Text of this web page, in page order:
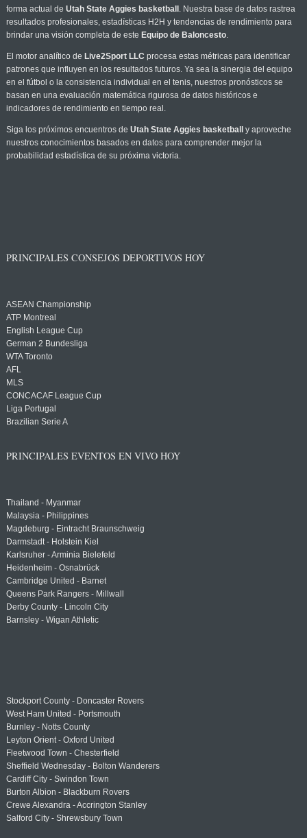
forma actual de Utah State Aggies basketball . Nuestra base de datos rastrea
resultados profesionales, estadísticas H2H y tendencias de rendimiento para
brindar una visión completa de este Equipo de Baloncesto.
El motor analítico de Live2Sport LLC procesa estas métricas para identificar
patrones que influyen en los resultados futuros. Ya sea la sinergia del equipo
en el fútbol o la consistencia individual en el tenis, nuestros pronósticos se
basan en una evaluación matemática rigurosa de datos históricos e
indicadores de rendimiento en tiempo real.
Siga los próximos encuentros de Utah State Aggies basketball
y aproveche
nuestros conocimientos basados en datos para comprender mejor la
probabilidad estadística de su próxima victoria.
PRINCIPALES CONSEJOS DEPORTIVOS HOY
ASEAN Championship
ATP Montreal
English League Cup
German 2 Bundesliga
WTA Toronto
AFL
MLS
CONCACAF League Cup
Liga Portugal
Brazilian Serie A
PRINCIPALES EVENTOS EN VIVO HOY
Thailand - Myanmar
Malaysia - Philippines
Magdeburg - Eintracht Braunschweig
Darmstadt - Holstein Kiel
Karlsruher - Arminia Bielefeld
Heidenheim - Osnabrück
Cambridge United - Barnet
Queens Park Rangers - Millwall
Derby County - Lincoln City
Barnsley - Wigan Athletic
Stockport County - Doncaster Rovers
West Ham United - Portsmouth
Burnley - Notts County
Leyton Orient - Oxford United
Fleetwood Town - Chesterfield
Sheffield Wednesday - Bolton Wanderers
Cardiff City - Swindon Town
Burton Albion - Blackburn Rovers
Crewe Alexandra - Accrington Stanley
Salford City - Shrewsbury Town